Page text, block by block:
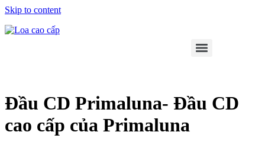
Skip to content
Đầu CD Primaluna- Đầu CD
cao cấp của Primaluna